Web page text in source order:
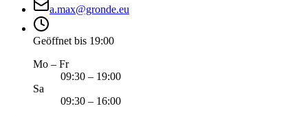
a.max@gronde.eu
Geöffnet bis 19:00
Mo – Fr
09:30 – 19:00
Sa
09:30 – 16:00